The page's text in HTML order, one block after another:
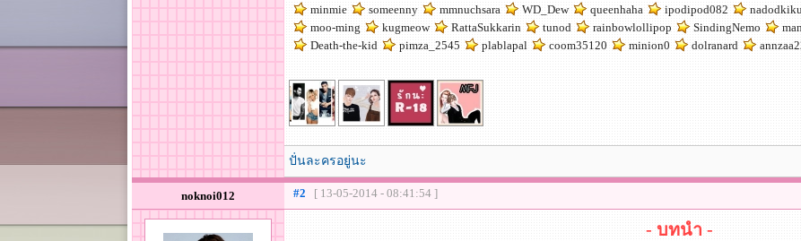
minmie
someenny mmnuchsara WD_Dew queenhaha ipodipod082
moo-ming
kugmeow RattaSukkarin tunod rainbowlollipop SindingNemo
Death-the-kid
pimza_2545 plablapal coom35120 minion0 dolranard
ปั่นละครอยู่นะ
noknoi012 #2 [ 13-05-2014 - 08:41:54 ]
- บทนำ -